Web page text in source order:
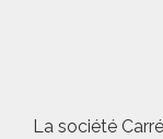
La société